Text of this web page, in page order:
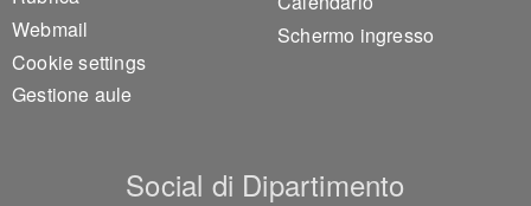
Webmail
Cookie settings
Gestione aule
Schermo ingresso
Social di Dipartimento